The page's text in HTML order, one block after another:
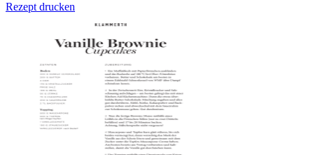
Rezept drucken